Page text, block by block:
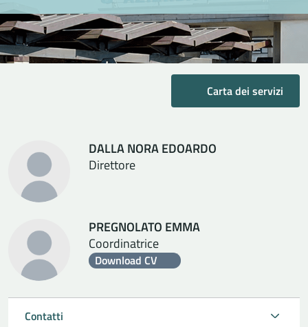
Carta dei servizi
DALLA NORA EDOARDO
Direttore
PREGNOLATO EMMA
Coordinatrice
Download CV
Contatti